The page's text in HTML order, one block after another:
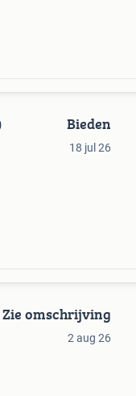
Bieden
18 jul 26
Zie omschrijving
2 aug 26